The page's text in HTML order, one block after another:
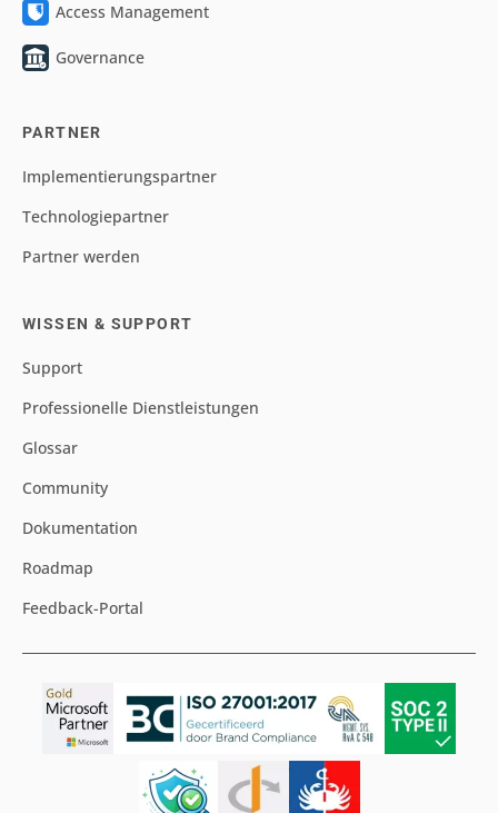
Access Management
Governance
PARTNER
Implementierungspartner
Technologiepartner
Partner werden
WISSEN & SUPPORT
Support
Professionelle Dienstleistungen
Glossar
Community
Dokumentation
Roadmap
Feedback-Portal